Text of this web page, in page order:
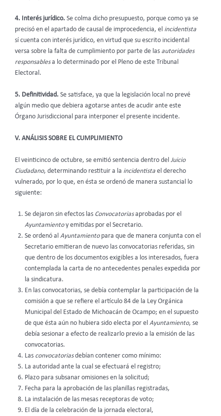
4. Interés jurídico. Se colma dicho presupuesto, porque como ya se
precisó en el apartado de causal de improcedencia, el incidentista
sí cuenta con interés jurídico, en virtud que su escrito incidental
versa sobre la falta de cumplimiento por parte de las autoridades
responsablesa lo determinado por el Pleno de este Tribunal
Electoral.
5. Definitividad. Se satisface, ya que la legislación local no prevé
algún medio que debiera agotarse antes de acudir ante este
Órgano Jurisdiccional para interponer el presente incidente.
V. ANÁLISIS SOBRE EL CUMPLIMIENTO
El veinticinco de octubre, se emitió sentencia dentro del Juicio
Ciudadano, determinando restituir a la incidentista el derecho
vulnerado, por lo que, en ésta se ordenó de manera sustancial lo
siguiente:
Se dejaron sin efectos las Convocatoriasaprobadas por el
Ayuntamientoy emitidas por el Secretario.
Se ordenó al Ayuntamientopara que de manera conjunta con el
Secretario emitieran de nuevo las convocatorias referidas, sin
que dentro de los documentos exigibles a los interesados, fuera
contemplada la carta de no antecedentes penales expedida por
la sindicatura.
En las convocatorias, se debía contemplar la participación de la
comisión a que se refiere el artículo 84 de la Ley Orgánica
Municipal del Estado de Michoacán de Ocampo; en el supuesto
de que ésta aún no hubiera sido electa por el Ayuntamiento, se
debía sesionar a efecto de realizarlo previo a la emisión de las
convocatorias.
Las convocatoriasdebían contener como mínimo:
La autoridad ante la cual se efectuará el registro;
Plazo para subsanar omisiones en la solicitud;
Fecha para la aprobación de las planillas registradas,
La instalación de las mesas receptoras de voto;
El día de la celebración de la jornada electoral,